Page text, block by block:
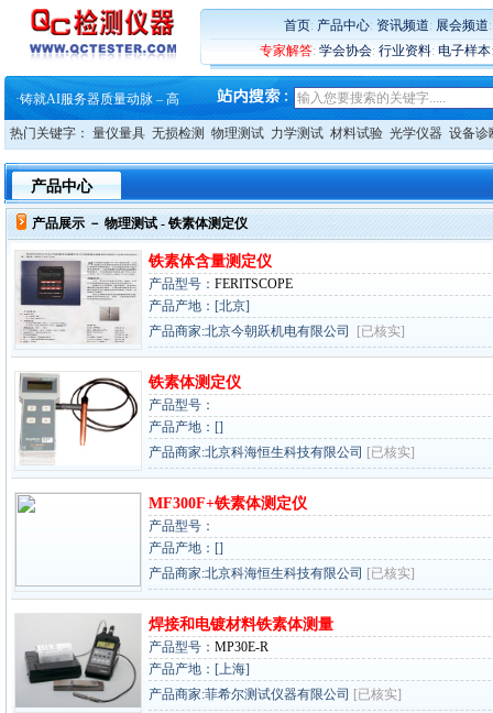
首页: 产品中心: 资讯频道: 展会频道
专家解答: 学会协会: 行业资料: 电子样本
蔡司软件 | 高效变形分析能
·铸就AI服务器质量动脉 – 高
· ZEISS BOSELLO ADR 让内部缺
·蔡司和亿纬锂能达成战略合作
·大牌云集 买家升级 ——26
·蔡司软件 | 高效变形分析能
铸就AI服务器质量动脉 – 高
·铸就AI服务器质量动脉 – 高
·ZEISS BOSELLO ADR 让内部缺
·蔡司和亿纬锂能达成战略合作
大牌云集 买家升级 ——26
热门关键字： 量仪量具 无损检测 物理测试 力学测试 材料试验 光学仪器 设备诊
产品中心
产品展示 －物理测试- 铁素体测定仪
铁素体含量测定仪
产品型号： FERITSCOPE
产品产地：[北京]
产品商家:北京今朝跃机电有限公司
[已核实]
铁素体测定仪
产品型号：
产品产地：[]
产品商家:北京科海恒生科技有限公司 [已核实]
MF300F+铁素体测定仪
产品型号：
产品产地：[]
产品商家:北京科海恒生科技有限公司 [已核实]
焊接和电镀材料铁素体测量
产品型号： MP30E-R
产品产地：[上海]
产品商家:菲希尔测试仪器有限公司 [已核实]